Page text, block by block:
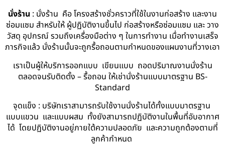
นั่งร้าน : นั่งร้าน คือ โครงสร้างชั่วคราวที่ใช้ในงานก่อสร้าง และงาน
ซ่อมแซม สำหรับให้ ผู้ปฏิบัติงานขึ้นไป ก่อสร้างหรือซ่อมแซม และ วาง
วัสดุ อุปกรณ์ รวมถึงเครื่องมือต่าง ๆ ในการทำงาน เมื่อทำงานเสร็จ
ภารกิจแล้ว นั่งร้านนั้นจะถูกรื้อถอนตามกำหนดของแผนงานที่วางเอา
เราเป็นผู้ให้บริการออกแบบ เขียนแบบ ถอดปริมาณงานนั่งร้าน
ตลอดจนรับติดตั้ง – รื้อถอน ให้เช่านั่งร้านแบบมาตรฐาน BS-
Standard
จุดแข็ง : บริษัทเราสามารถรับใช้งานนั่งร้านได้ทั้งแบบมาตรฐาน
แบบแขวน และแบบผสม ทั้งยังสามารถปฏิบัติงานในพื้นที่อับอากาศ
ได้ โดยปฏิบัติงานอยู่ภายใต้ความปลอดภัย และความถูกต้องตามที่
ลูกค้ากำหนด